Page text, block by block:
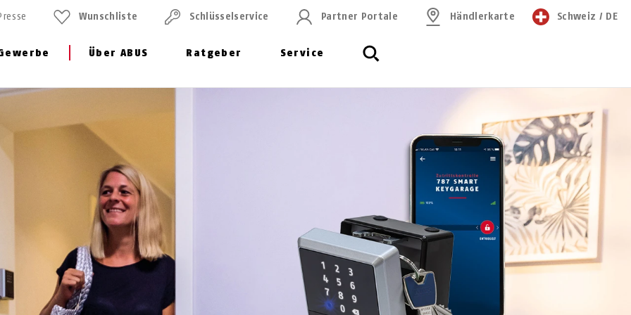
Über ABUS Ratgeber Service
Wunschliste Schlüssel­service Partner Portale Händlerkarte Schweiz / DE